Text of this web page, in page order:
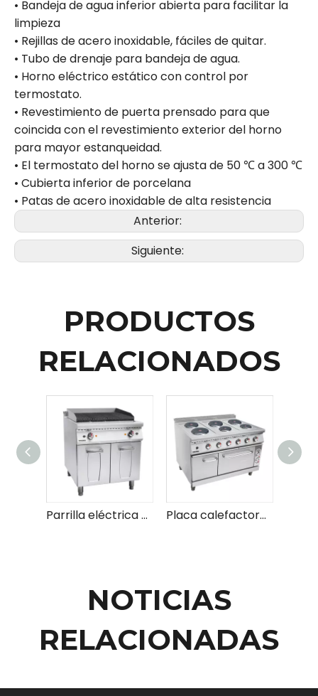
• Bandeja de agua inferior abierta para facilitar la
limpieza
• Rejillas de acero inoxidable, fáciles de quitar.
• Tubo de drenaje para bandeja de agua.
• Horno eléctrico estático con control por
termostato.
• Revestimiento de puerta prensado para que
coincida con el revestimiento exterior del horno
para mayor estanqueidad.
• El termostato del horno se ajusta de 50 ℃ a 300 ℃
• Cubierta inferior de porcelana
• Patas de acero inoxidable de alta resistencia
Anterior:
Siguiente:
PRODUCTOS
RELACIONADOS
Parrilla eléctrica de roca de lava con gabinete Placa calefactora de gas confiable con ajustes de calor ajustables para una cocción versátil
NOTICIAS
RELACIONADAS